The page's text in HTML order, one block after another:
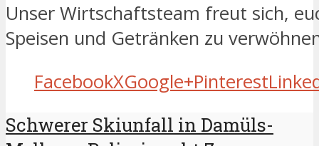
Unser Wirtschaftsteam freut sich,
Speisen und Getränken zu
FacebookXGoogle+Pinterest
Schwerer Skiunfall in Damüls-